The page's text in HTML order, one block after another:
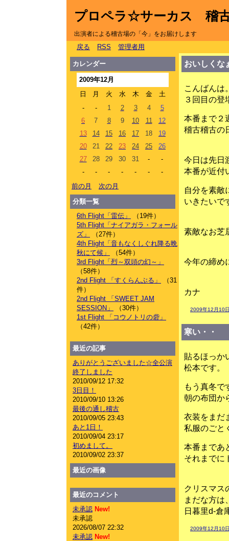
プロペラ☆サーカス 稽
出演者による稽古場の「今」をお届けします
戻る RSS 管理者用
おいしくな
こんばんは
３回目の登
本番まで２
稽古稽古の
今日は先日
本番が近付
自分を素敵
いきたいで
素敵なお芝
今年の締め
カナ
2009年12月10
寒い・・
貼るほっか
松本です。
もう真冬で
朝の布団か
衣装をまだ
私服のごと
本番まであ
それまでに
クリスマス
まだな方は
日暮里d-倉
2009年12月10
カレンダー
2009年12月
日
月 火 水 木 金
土
-
- 1 2 3 4
5
6
7 8 9 10 11
12
13
14 15 16 17 18
19
20
21 22 23 24 25
26
27
28 29 30 31 -
-
-
- - - - -
-
前の月
次の月
分類一覧
6th Flight「雷伝」
（19件）
5th Flight「ナイアガラ・フォール
ズ」
（27件）
4th Flight「音もなくしぐれ降る晩
秋にて候」
（54件）
3rd Flight「烈～双頭の幻～」
（58件）
2nd Flight 「すくらんぶる」
（31
件）
2nd Flight 「SWEET JAM
SESSION」
（30件）
1st Flight 「コウノトリの砦」
（42件）
最近の記事
ありがとうございました☆全公演
終了しました
2010/09/12 17:32
3日目！
2010/09/10 13:26
最後の通し稽古
2010/09/05 23:43
あと1日！
2010/09/04 23:17
初めまして。
2010/09/02 23:37
最近の画像
最近のコメント
未承認 New!
未承認
2026/08/07 22:32
未承認 New!